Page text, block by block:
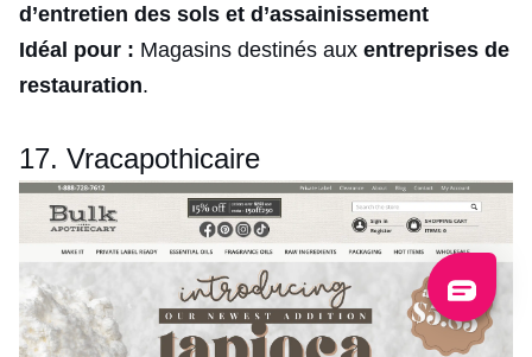
d’entretien des sols et d’assainissement
Idéal pour : Magasins destinés aux entreprises de
restauration.
17. Vracapothicaire